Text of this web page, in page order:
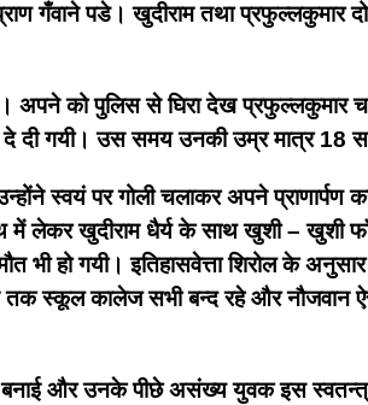
गँवाने पडे। खुदीराम तथा प्रफुल्लकुमार
को पुलिस से घिरा देख प्रफुल्लकुमार
गयी। उस समय उनकी उम्र मात्र 18
स्वयं पर गोली चलाकर अपने प्राणार्पण
में लेकर खुदीराम धैर्य के साथ खुशी – खुशी
भी हो गयी।इतिहासवेत्ता शिरोल के
तक स्कूल कालेज सभी बन्द रहे और नौजवान
ने बनाई और उनके पीछे असंख्य युवक इस